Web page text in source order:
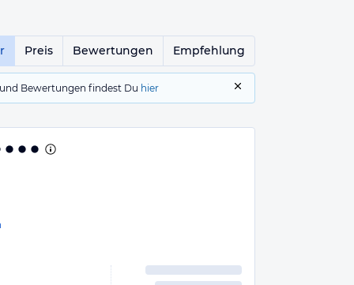
Preis Bewertungen Empfehlung
Bewertungen findest Du hier